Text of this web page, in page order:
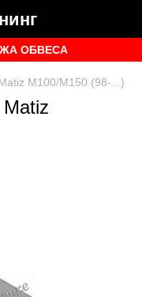
ОБВЕСА
M100/M150 (98-...)